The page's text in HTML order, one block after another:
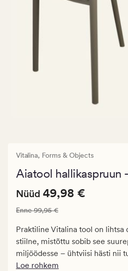
Vitalina, Forms & Objects
Aiatool hallikaspruun
Nåværende
49,98
€.
Vanlig
pris_ee
59,97
Nåværende pris_ee
Nüüd 49,98 €
Vanlig pris_ee
Enne99,95 €
Praktiline Vitalina tool on lihtsa
stiilne, mistõttu sobib see
miljöödesse – ühtviisi hästi nii
Loe rohkem